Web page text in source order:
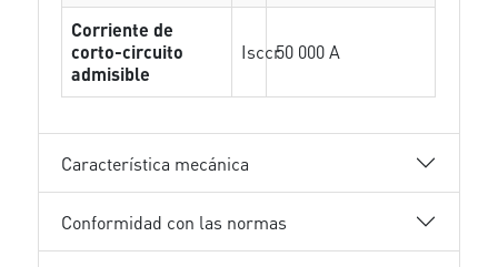
Corriente de
corto-circuito
admisible
Isccr50 000 A
Característica mecánica
Conformidad con las normas